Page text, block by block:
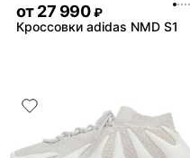
от27 990 ₽
Кроссовки adidas NMD S1